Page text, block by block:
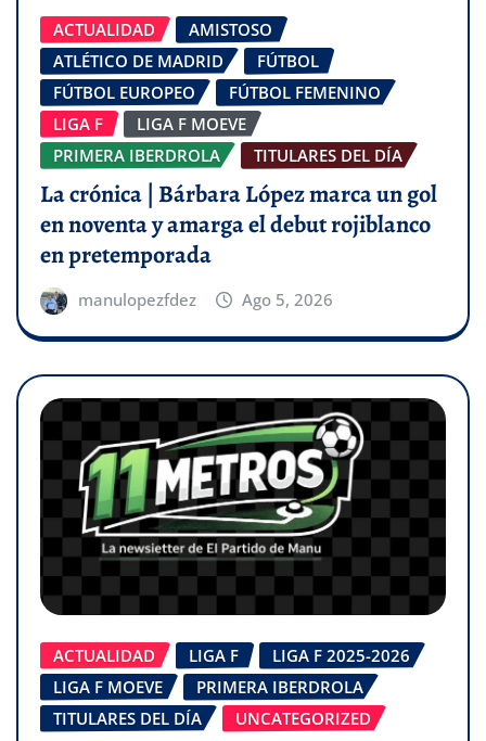
ACTUALIDAD
AMISTOSO
ATLÉTICO DE MADRID
FÚTBOL
FÚTBOL EUROPEO
FÚTBOL FEMENINO
LIGA F
LIGA F MOEVE
PRIMERA IBERDROLA
TITULARES DEL DÍA
La crónica | Bárbara López marca un gol
en noventa y amarga el debut rojiblanco
en pretemporada
manulopezfdez Ago 5, 2026
ACTUALIDAD LIGA F
LIGA F 2025-2026
LIGA F MOEVE
PRIMERA IBERDROLA
TITULARES DEL DÍA
UNCATEGORIZED